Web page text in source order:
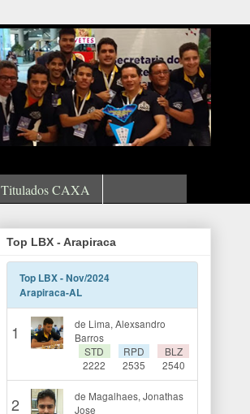
Titulados CAXA
Top LBX - Arapiraca